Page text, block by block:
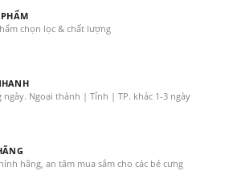
chọn lọc & chất lượng
Ngoại thành | Tỉnh | TP. khác 1-3 ngày
hãng, an tâm mua sắm cho các bé cưng